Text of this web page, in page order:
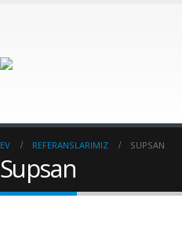
EV REFERANSLARIMIZ SUPSAN
Supsan